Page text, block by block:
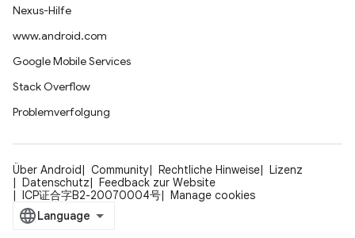
Nexus-Hilfe
www.android.com
Google Mobile Services
Stack Overflow
Problemverfolgung
Über Android Community Rechtliche Hinweise
Lizenz
Datenschutz
Feedback zur Website
ICP证合字B2-20070004号
Manage cookies